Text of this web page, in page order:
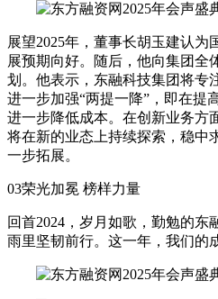
展望2025年，董事长胡玉建认
展预期向好。随后，他向集团全
划。他表示，东融科技集团将专
进一步加强“两提一降”，即在提
进一步降低成本。在创新业务方
将在新的业态上持续探索，稳中
一步拓展。
03荣光加冕 榜样力量
回首2024，岁月如歌，勤勉的
雨里坚韧前行。这一年，我们的